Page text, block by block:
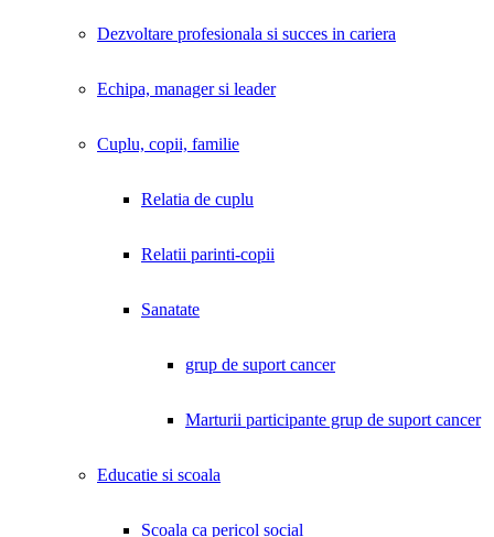
Dezvoltare profesionala si succes in cariera
Echipa, manager si leader
Cuplu, copii, familie
Relatia de cuplu
Relatii parinti-copii
Sanatate
grup de suport cancer
Marturii participante grup de suport cancer
Educatie si scoala
Scoala ca pericol social